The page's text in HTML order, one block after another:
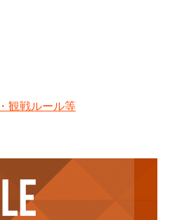
観戦ルール等